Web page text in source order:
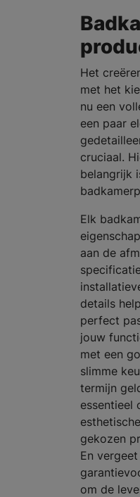
Het
met het
nu een
een paar
cruciaal.
belangrijk
Elk
aan de
details
perfect
jouw
met een
slimme
termijn
essentieel
gekozen
En
om de